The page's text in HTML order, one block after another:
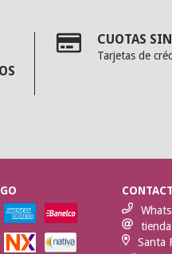
CUOTAS
Tarjetas de
Santa